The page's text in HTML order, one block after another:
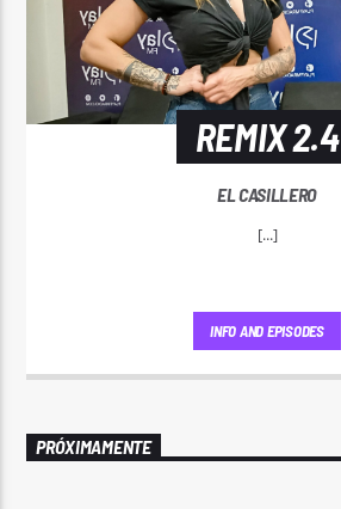
REMIX 2.4
EL CASILLERO
[...]
INFO AND EPISODES
PRÓXIMAMENTE